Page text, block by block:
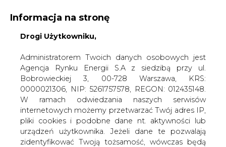
KONTAKT:
WYDAWCA PORTALU:
WYSOKI KONTRAST A A
ZALOGUJ SIĘ
Informacja na stronę
Drogi Użytkowniku,
Administratorem Twoich danych osobowych jest
Agencja Rynku Energii S.A z siedzibą przy ul.
Bobrowieckiej 3, 00-728 Warszawa, KRS:
0000021306, NIP: 5261757578, REGON: 012435148.
W ramach odwiedzania naszych serwisów
internetowych możemy przetwarzać Twój adres IP,
pliki cookies i podobne dane nt. aktywności lub
urządzeń użytkownika. Jeżeli dane te pozwalają
zidentyfikować Twoją tożsamość, wówczas będą